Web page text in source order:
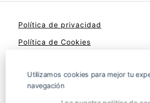
Política de privacidad
Política de Cookies
Contacto
Utilizamos cookies para mejor tu
navegación